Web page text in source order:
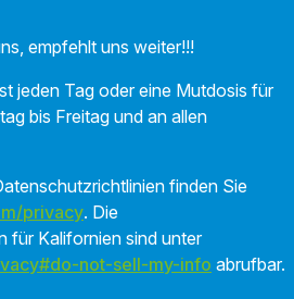
empfehlt uns weiter!!!
jeden Tag oder eine Mutdosis für
bis Freitag und an allen
finden Sie
privacy. Die
für Kalifornien sind unter
not-sell-my-info abrufbar.